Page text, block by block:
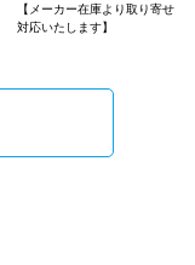
【メーカー在庫より取り寄せ
対応いたします】